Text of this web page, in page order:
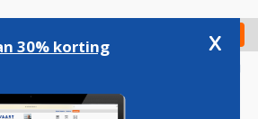
Check in
30% korting x